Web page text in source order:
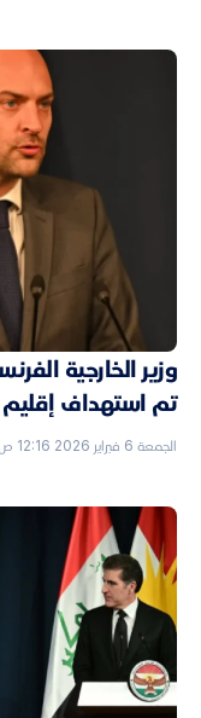
وزير الخارجية
تم استهداف
الجمعة 6 فبراير 2026 12:16 ص